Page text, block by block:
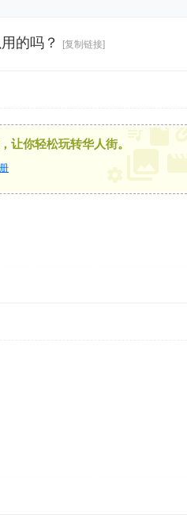
的吗？ [复制链接]
让你轻松玩转华人街。